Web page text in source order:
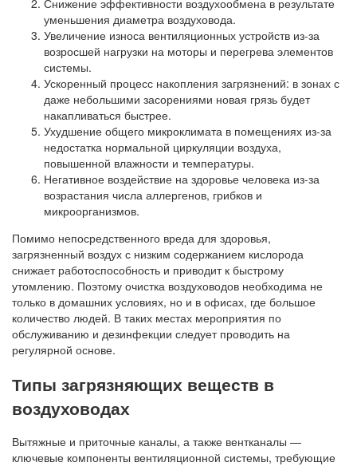
Снижение эффективности воздухообмена в результате
уменьшения диаметра воздуховода.
Увеличение износа вентиляционных устройств из-за
возросшей нагрузки на моторы и перегрева элементов
системы.
Ускоренный процесс накопления загрязнений: в зонах с
даже небольшими засорениями новая грязь будет
накапливаться быстрее.
Ухудшение общего микроклимата в помещениях из-за
недостатка нормальной циркуляции воздуха,
повышенной влажности и температуры.
Негативное воздействие на здоровье человека из-за
возрастания числа аллергенов, грибков и
микроорганизмов.
Помимо непосредственного вреда для здоровья,
загрязненный воздух с низким содержанием кислорода
снижает работоспособность и приводит к быстрому
утомлению. Поэтому очистка воздуховодов необходима не
только в домашних условиях, но и в офисах, где большое
количество людей. В таких местах мероприятия по
обслуживанию и дезинфекции следует проводить на
регулярной основе.
Типы загрязняющих веществ в
воздуховодах
Вытяжные и приточные каналы, а также вентканалы —
ключевые компоненты вентиляционной системы, требующие